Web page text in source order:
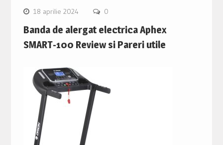
18 aprilie 2024 0
Banda de alergat electrica Aphex
SMART-100 Review si Pareri utile